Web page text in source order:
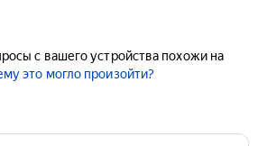
с вашего устройства похожи на
это могло произойти?